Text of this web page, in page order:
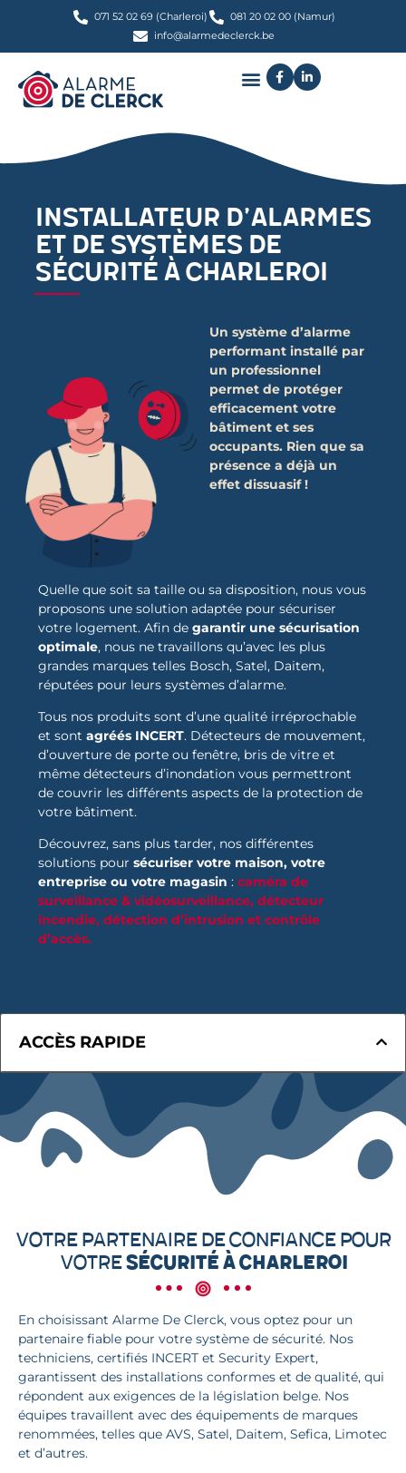
071 52 02 69 (Charleroi)
081 20 02 00 (Namur)
info@alarmedeclerck.be
Installateur d’alarmes
et de systèmes de
sécurité à Charleroi
Un système d’alarme
performant installé par
un professionnel
permet de protéger
efficacement votre
bâtiment et ses
occupants. Rien que sa
présence a déjà un
effet dissuasif !
Quelle que soit sa taille ou sa disposition, nous vous
proposons une solution adaptée pour sécuriser
votre logement. Afin de garantir une sécurisation
optimale, nous ne travaillons qu’avec les plus
grandes marques telles Bosch, Satel, Daitem,
réputées pour leurs systèmes d’alarme.
Tous nos produits sont d’une qualité irréprochable
et sont agréés INCERT. Détecteurs de mouvement,
d’ouverture de porte ou fenêtre, bris de vitre et
même détecteurs d’inondation vous permettront
de couvrir les différents aspects de la protection de
votre bâtiment.
Découvrez, sans plus tarder, nos différentes
solutions pour sécuriser votre maison, votre
entreprise ou votre magasin : caméra de
surveillance & vidéosurveillance, détecteur
incendie, détection d’intrusion et contrôle
d’accès.
ACCÈS RAPIDE
Votre partenaire de confiance pour
votresécurité à Charleroi
En choisissant Alarme De Clerck, vous optez pour un
partenaire fiable pour votre système de sécurité. Nos
techniciens, certifiés INCERT et Security Expert,
garantissent des installations conformes et de qualité, qui
répondent aux exigences de la législation belge. Nos
équipes travaillent avec des équipements de marques
renommées, telles que AVS, Satel, Daitem, Sefica, Limotec
et d’autres.